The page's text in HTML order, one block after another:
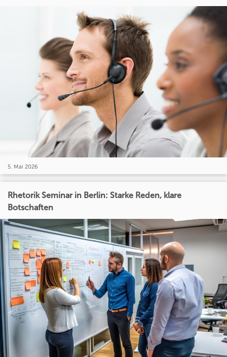
5. Mai 2026
Rhetorik Seminar in Berlin: Starke Reden, klare
Botschaften